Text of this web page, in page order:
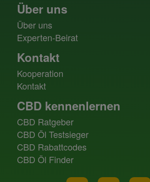
Über uns
Über uns
Experten-Beirat
Kontakt
Kooperation
Kontakt
CBD kennenlernen
CBD Ratgeber
CBD Öl Testsieger
CBD Rabattcodes
CBD Öl Finder